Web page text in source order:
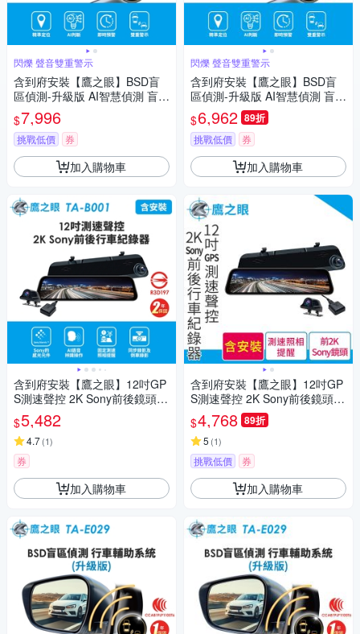
閃爍 聲音雙重警示
含到府安裝【鷹之眼】BSD盲
區偵測-升級版 AI智慧偵測 盲區
預警 雙安全警示
$7,996
挑戰低價 券
加入購物車
含到府安裝【鷹之眼】12吋GP
S測速聲控 2K Sony前後鏡頭行
車紀錄器-附64G卡 TA-B001 贈
後鏡頭支架 行車記錄器
$5,482
4.7(1)
券
加入購物車
閃爍 聲音雙重警示
含到府安裝【鷹之眼】BSD盲
區偵測-升級版 AI智慧偵測 盲區
預警 雙安全警示
$6,962 89折
挑戰低價 券
加入購物車
含到府安裝【鷹之眼】12吋GP
S測速聲控 2K Sony前後鏡頭行
車紀錄器-附64G卡 TA-B001 贈
後鏡頭支架 行車記錄器
$4,768 89折
5 (1)
挑戰低價 券
加入購物車